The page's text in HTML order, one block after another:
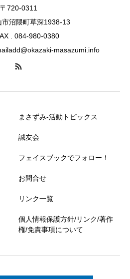
〒720-0311
市沼隈町草深1938-13
. 084-980-0380
masazumi.info
まさずみ-活動トピックス
誠友会
フェイスブックでフォロー！
お問合せ
リンク一覧
個人情報保護方針/リンク/著作
権/免責事項について